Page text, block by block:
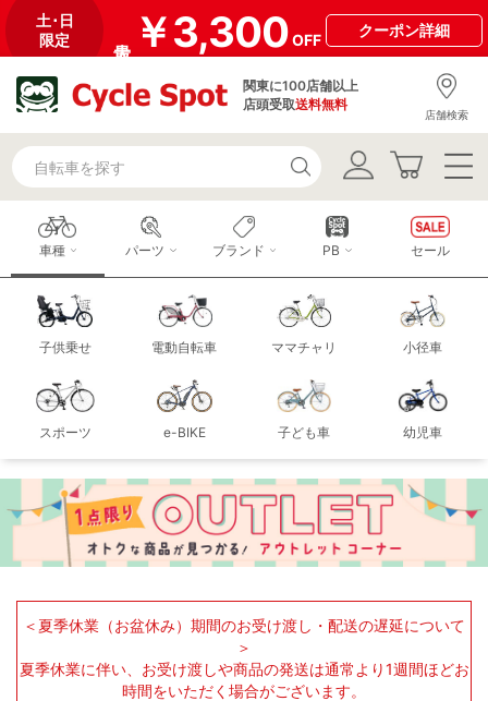
土･日
限定
￥3,300OFF
クーポン詳細
関東に100店舗以上
店頭受取送料無料
店舗検索
車種
子供乗せ 電動自転車 ママチャリ 小径車
スポーツ e-BIKE 子ども車 幼児車
パーツ ブランド PB セール
＜夏季休業（お盆休み）期間のお受け渡し・配送の遅延について
＞
夏季休業に伴い、お受け渡しや商品の発送は通常より1週間ほどお
時間をいただく場合がございます。